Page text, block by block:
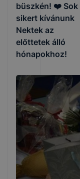
büszkén! ❤️ Sok
sikert kívánunk
Nektek az
előttetek álló
hónapokhoz!